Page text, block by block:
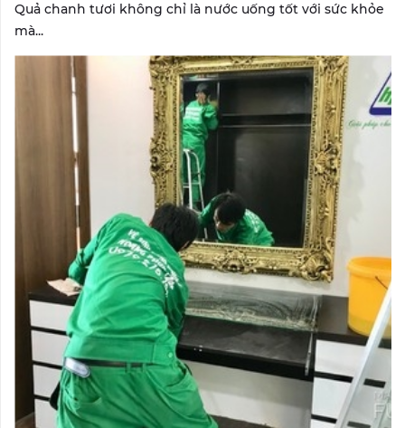
Quả chanh tươi không chỉ là nước uống tốt với sức khỏe
mà...